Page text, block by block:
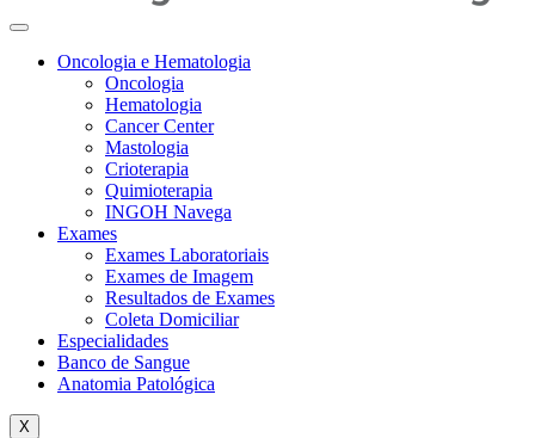
Oncologia e Hematologia
Oncologia
Hematologia
Cancer Center
Mastologia
Crioterapia
Quimioterapia
INGOH Navega
Exames
Exames Laboratoriais
Exames de Imagem
Resultados de Exames
Coleta Domiciliar
Especialidades
Banco de Sangue
Anatomia Patológica
X